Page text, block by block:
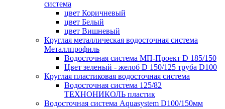
система
цвет Коричневый
цвет Белый
цвет Вишневый
Круглая металлическая водосточная система
Металлпрофиль
Водосточная система МП-Проект D 185/150
Цвет зеленый - желоб D 150/125 труба D100
Круглая пластиковая водосточная система
Водосточная система 125/82
ТЕХНОНИКОЛЬ пластик
Водосточная система Aquasystem D100/150мм